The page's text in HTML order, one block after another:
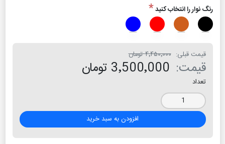
رنگ نوار را انتخاب کنید*
قیمت قبلی: ۴٬۴۵۰٬۰۰۰ تومان
قیمت: 3٬500٬000 تومان
تعداد
افزودن به سبد خرید